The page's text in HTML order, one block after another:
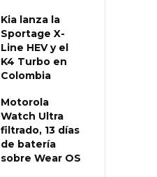
Kia lanza la
Sportage X-
Line HEV y el
K4 Turbo en
Colombia
Motorola
Watch Ultra
filtrado, 13 días
de batería
sobre Wear OS